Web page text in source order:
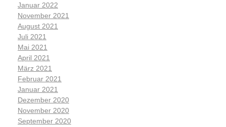
Januar 2022
November 2021
August 2021
Juli 2021
Mai 2021
April 2021
März 2021
Februar 2021
Januar 2021
Dezember 2020
November 2020
September 2020